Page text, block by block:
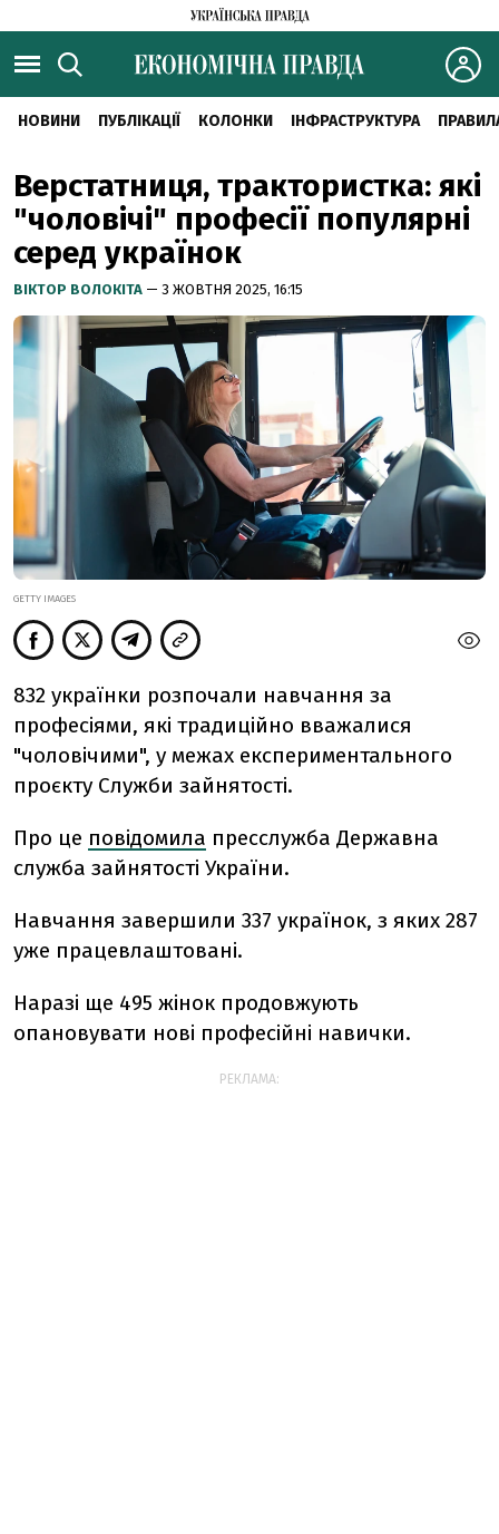
НОВИНИ ПУБЛІКАЦІЇ КОЛОНКИ ІНФРАСТРУКТУРА
Верстатниця, трактористка: які
"чоловічі" професії популярні
серед українок
ВІКТОР ВОЛОКІТА — 3 ЖОВТНЯ 2025, 16:15
GETTY IMAGES
832 українки розпочали навчання за
професіями, які традиційно вважалися
"чоловічими", у межах експериментального
проєкту Служби зайнятості.
Про це повідомила пресслужба Державна
служба зайнятості України.
Навчання завершили 337 українок, з яких 287
уже працевлаштовані.
Наразі ще 495 жінок продовжують
опановувати нові професійні навички.
РЕКЛАМА: